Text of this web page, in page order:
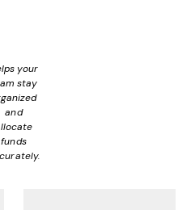
your
stay
and
funds